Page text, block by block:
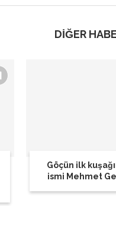
DİĞER
Göçün ilk
ismi Mehmet